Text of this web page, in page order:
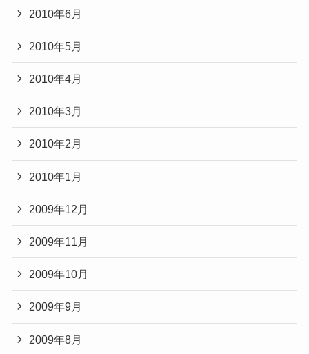
2010年6月
2010年5月
2010年4月
2010年3月
2010年2月
2010年1月
2009年12月
2009年11月
2009年10月
2009年9月
2009年8月